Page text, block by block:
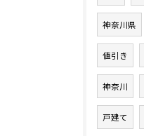
神奈川県
値引き
神奈川
戸建て